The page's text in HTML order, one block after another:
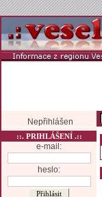
Nepřihlášen
::. PRIHLÁŠENÍ .::
e-mail:
heslo: